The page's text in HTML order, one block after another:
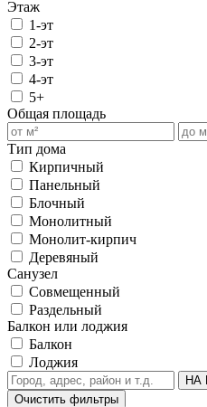
Этаж
1-эт
2-эт
3-эт
4-эт
5+
Общая площадь
Тип дома
Кирпичный
Панельный
Блочный
Монолитный
Монолит-кирпич
Деревяный
Санузел
Совмещенный
Раздельный
Балкон или лоджия
Балкон
Лоджия
НА
Очистить фильтры